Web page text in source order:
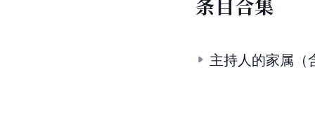
主持人的家属（